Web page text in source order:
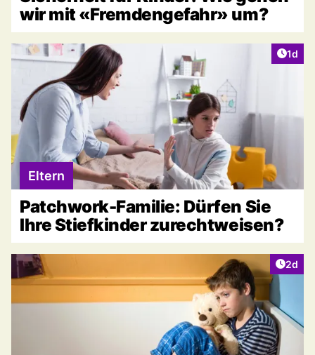
wir mit «Fremdengefahr» um?
1d
Eltern
Patchwork-Familie: Dürfen Sie
Ihre Stiefkinder zurechtweisen?
2d